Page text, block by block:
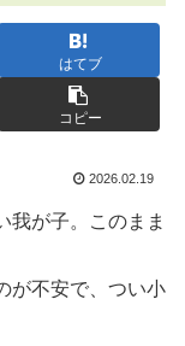
はてブ
コピー
2026.02.19
我が子。このまま
が不安で、つい小